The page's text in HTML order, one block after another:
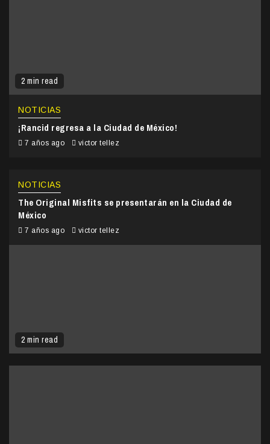
2 min read
NOTICIAS
¡Rancid regresa a la Ciudad de México!
7 años ago victor tellez
2 min read
NOTICIAS
The Original Misfits se presentarán en la Ciudad de
México
7 años ago victor tellez